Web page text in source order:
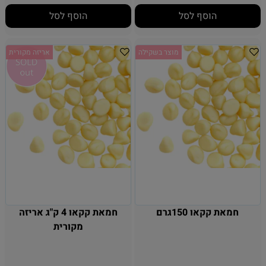
הוסף לסל הוסף לסל
מוצר בשקילה
חמאת קקאו 150גרם
אריזה מקורית
חמאת קקאו 4 ק"ג אריזה
מקורית